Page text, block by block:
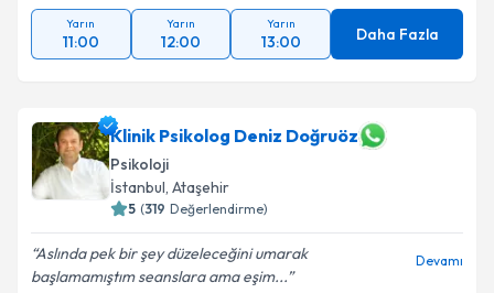
Yarın
11:00
Yarın
12:00
Yarın
13:00 Daha Fazla
Klinik Psikolog Deniz Doğruöz
Psikoloji
İstanbul, Ataşehir
5 (319 Değerlendirme)
Aslında pek bir şey düzeleceğini umarak
başlamamıştım seanslara ama eşim...
Devamı